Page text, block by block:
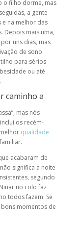
o filho dorme, mas
a gente
na melhor das
Depois mais uma,
uns dias, mas
de sono
para sérios
ou até
caminho a
mas nós
os recém-
qualidade
acabaram de
significa a noite
segundo
no colo faz
todos fazem. Se
momentos de